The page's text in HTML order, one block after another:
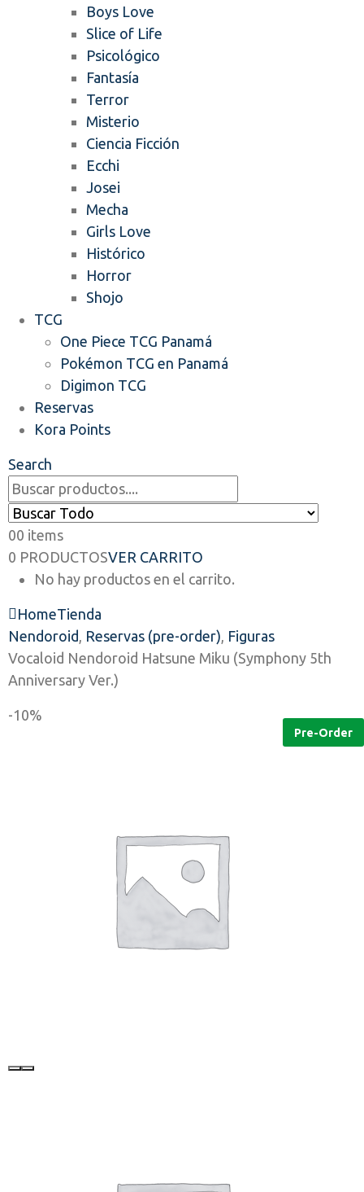
Boys Love
Slice of Life
Psicológico
Fantasía
Terror
Misterio
Ciencia Ficción
Ecchi
Josei
Mecha
Girls Love
Histórico
Horror
Shojo
TCG
One Piece TCG Panamá
Pokémon TCG en Panamá
Digimon TCG
Reservas
Kora Points
Search
00 items
0 PRODUCTOSVER CARRITO
No hay productos en el carrito.
HomeTienda
Nendoroid, Reservas (pre-order), Figuras
Vocaloid Nendoroid Hatsune Miku (Symphony 5th
Anniversary Ver.)
-10%
Pre-Order